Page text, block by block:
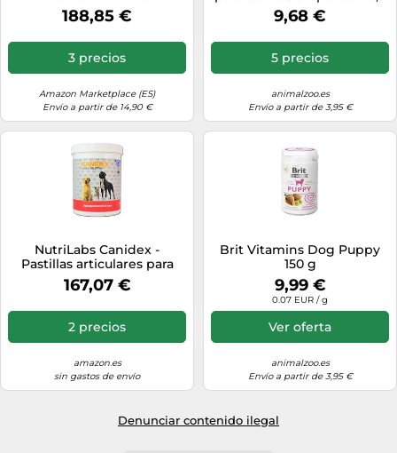
188,85 €
3 precios
Amazon Marketplace (ES)
Envío a partir de 14,90 €
ml
9,68 €
5 precios
animalzoo.es
Envío a partir de 3,95 €
NutriLabs Canidex -
Pastillas articulares para
Perros, 250 Unidades, con
MSM, ácido hialurónico,
Productos de Salud para
Perros - Complemento
Perro de
167,07 €
2 precios
amazon.es
sin gastos de envío
Brit Vitamins Dog Puppy
150 g
9,99 €
0.07 EUR / g
Ver oferta
animalzoo.es
Envío a partir de 3,95 €
Denunciar contenido ilegal